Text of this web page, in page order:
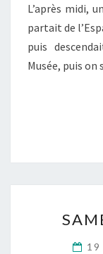
L’après midi,
partait de
puis
Musée, puis